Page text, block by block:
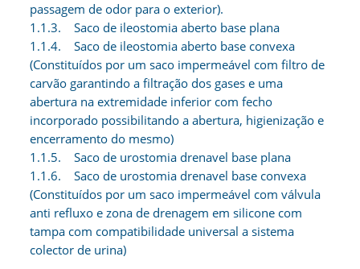
passagem de odor para o exterior).
1.1.3. Saco de ileostomia aberto base plana
1.1.4. Saco de ileostomia aberto base convexa
(Constituídos por um saco impermeável com filtro de
carvão garantindo a filtração dos gases e uma
abertura na extremidade inferior com fecho
incorporado possibilitando a abertura, higienização e
encerramento do mesmo)
1.1.5. Saco de urostomia drenavel base plana
1.1.6. Saco de urostomia drenavel base convexa
(Constituídos por um saco impermeável com válvula
anti refluxo e zona de drenagem em silicone com
tampa com compatibilidade universal a sistema
colector de urina)